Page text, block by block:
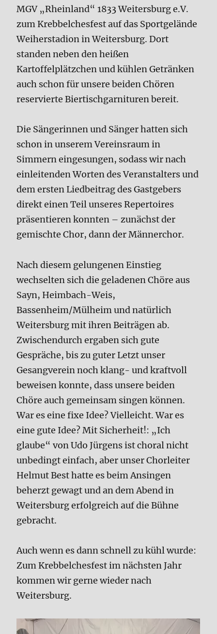
MGV „Rheinland“ 1833 Weitersburg e.V.
zum Krebbelchesfest auf das Sportgelände
Weiherstadion in Weitersburg. Dort
standen neben den heißen
Kartoffelplätzchen und kühlen Getränken
auch schon für unsere beiden Chören
reservierte Biertischgarnituren bereit.
Die Sängerinnen und Sänger hatten sich
schon in unserem Vereinsraum in
Simmern eingesungen, sodass wir nach
einleitenden Worten des Veranstalters und
dem ersten Liedbeitrag des Gastgebers
direkt einen Teil unseres Repertoires
präsentieren konnten – zunächst der
gemischte Chor, dann der Männerchor.
Nach diesem gelungenen Einstieg
wechselten sich die geladenen Chöre aus
Sayn, Heimbach-Weis,
Bassenheim/Mülheim und natürlich
Weitersburg mit ihren Beiträgen ab.
Zwischendurch ergaben sich gute
Gespräche, bis zu guter Letzt unser
Gesangverein noch klang- und kraftvoll
beweisen konnte, dass unsere beiden
Chöre auch gemeinsam singen können.
War es eine fixe Idee? Vielleicht. War es
eine gute Idee? Mit Sicherheit!: „Ich
glaube“ von Udo Jürgens ist choral nicht
unbedingt einfach, aber unser Chorleiter
Helmut Best hatte es beim Ansingen
beherzt gewagt und an dem Abend in
Weitersburg erfolgreich auf die Bühne
gebracht.
Auch wenn es dann schnell zu kühl wurde:
Zum Krebbelchesfest im nächsten Jahr
kommen wir gerne wieder nach
Weitersburg.